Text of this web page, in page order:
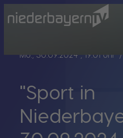
Mo., 30.09.2024 , 19:01 Uhr /
"Sport in